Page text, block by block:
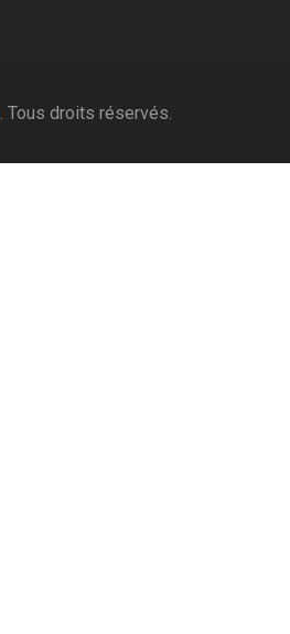
. Tous droits réservés.